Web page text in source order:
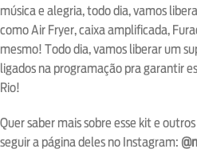
música e alegria, todo dia, vamos
como Air Fryer, caixa amplificada,
mesmo! Todo dia, vamos liberar um
ligados na programação pra garantir
Rio!
Quer saber mais sobre esse kit e
seguir a página deles no Instagram: